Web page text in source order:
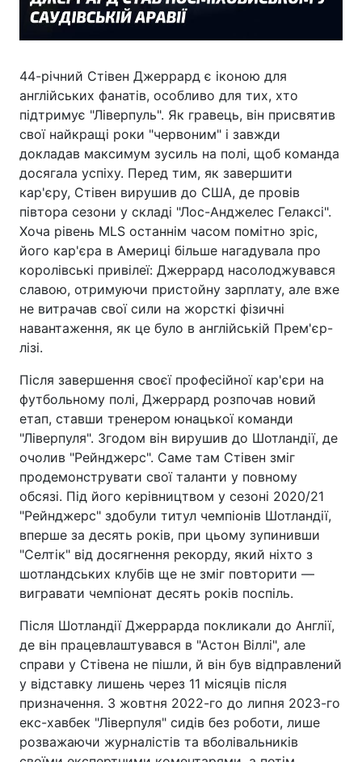
44-річний Стівен Джеррард є іконою для
англійських фанатів, особливо для тих, хто
підтримує "Ліверпуль". Як гравець, він присвятив
свої найкращі роки "червоним" і завжди
докладав максимум зусиль на полі, щоб команда
досягала успіху. Перед тим, як завершити
кар'єру, Стівен вирушив до США, де провів
півтора сезони у складі "Лос-Анджелес Гелаксі".
Хоча рівень MLS останнім часом помітно зріс,
його кар'єра в Америці більше нагадувала про
королівські привілеї: Джеррард насолоджувався
славою, отримуючи пристойну зарплату, але вже
не витрачав свої сили на жорсткі фізичні
навантаження, як це було в англійській Прем'єр-
лізі.
Після завершення своєї професійної кар'єри на
футбольному полі, Джеррард розпочав новий
етап, ставши тренером юнацької команди
"Ліверпуля". Згодом він вирушив до Шотландії, де
очолив "Рейнджерс". Саме там Стівен зміг
продемонструвати свої таланти у повному
обсязі. Під його керівництвом у сезоні 2020/21
"Рейнджерс" здобули титул чемпіонів Шотландії,
вперше за десять років, при цьому зупинивши
"Селтік" від досягнення рекорду, який ніхто з
шотландських клубів ще не зміг повторити —
вигравати чемпіонат десять років поспіль.
Після Шотландії Джеррарда покликали до Англії,
де він працевлаштувався в "Астон Віллі", але
справи у Стівена не пішли, й він був відправлений
у відставку лишень через 11 місяців після
призначення. З жовтня 2022-го до липня 2023-го
екс-хавбек "Ліверпуля" сидів без роботи, лише
розважаючи журналістів та вболівальників